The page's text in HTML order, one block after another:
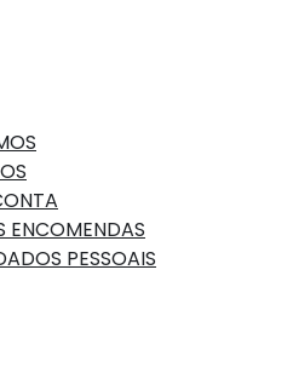
ENCOMENDAS
PESSOAIS